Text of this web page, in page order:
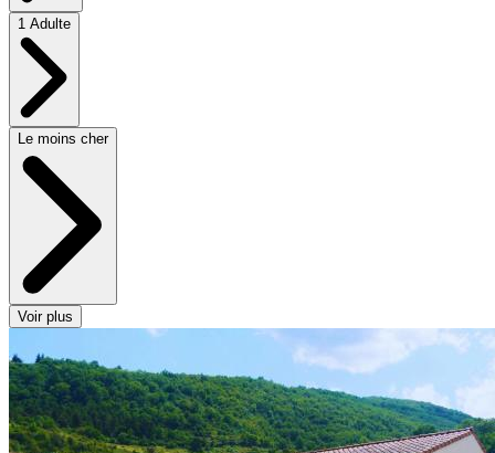
1 Adulte
Le moins cher
Voir plus